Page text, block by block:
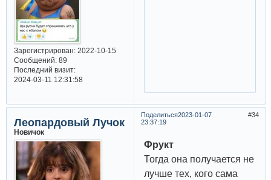
Зарегистрирован: 2022-10-15
Сообщений:89
Последний визит:
2024-03-11 12:31:58
Поделиться 34
2023-01-07
23:37:19
Леопардовый Лучок
Новичок
Фрукт
Тогда она получается не
лучше тех, кого сама